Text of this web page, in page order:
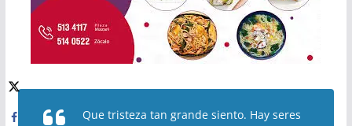
Que tristeza tan grande siento. Hay seres